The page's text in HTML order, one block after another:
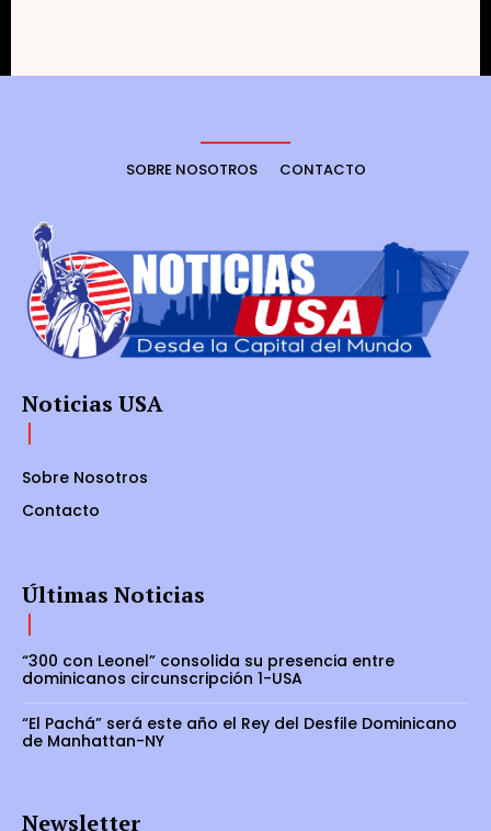
SOBRE NOSOTROS CONTACTO
Noticias USA
Sobre Nosotros
Contacto
Últimas Noticias
“300 con Leonel” consolida su presencia entre
dominicanos circunscripción 1-USA
“El Pachá” será este año el Rey del Desfile Dominicano
de Manhattan-NY
Newsletter